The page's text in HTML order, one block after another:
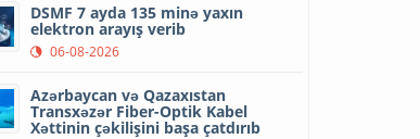
DSMF 7 ayda 135 minə yaxın
elektron arayış verib
06-08-2026
Azərbaycan və Qazaxıstan
Transxəzər Fiber-Optik Kabel
Xəttinin çəkilişini başa çatdırıb